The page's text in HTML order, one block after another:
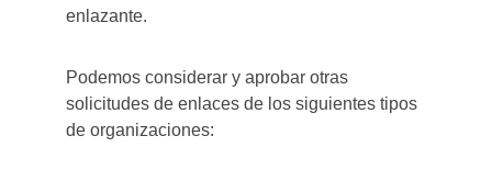
enlazante.
Podemos considerar y aprobar otras
solicitudes de enlaces de los siguientes tipos
de organizaciones: